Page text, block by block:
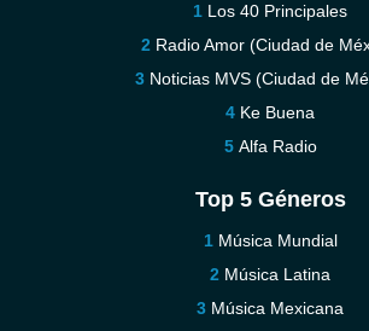
Los 40 Principales
Radio Amor (Ciudad de
Noticias MVS (Ciudad de
Ke Buena
Alfa Radio
Top 5 Géneros
Música Mundial
Música Latina
Música Mexicana